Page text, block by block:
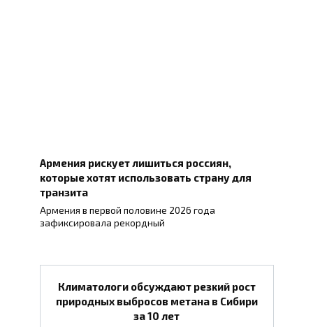
Армения рискует лишиться россиян,
которые хотят использовать страну для
транзита
Армения в первой половине 2026 года
зафиксировала рекордный
Климатологи обсуждают резкий рост
природных выбросов метана в Сибири
за 10 лет